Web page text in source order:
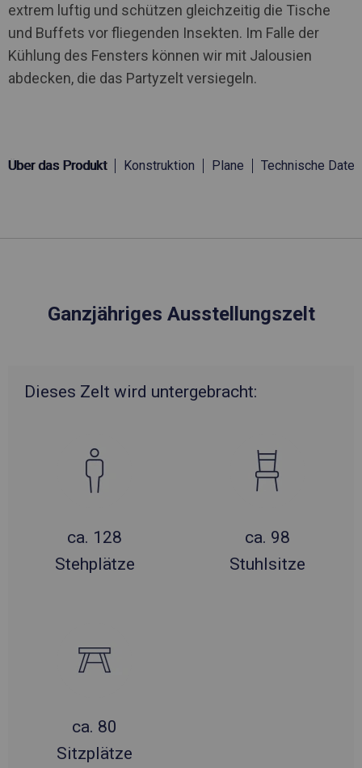
extrem luftig und schützen gleichzeitig die Tische
und Buffets vor fliegenden Insekten. Im Falle der
Kühlung des Fensters können wir mit Jalousien
abdecken, die das Partyzelt versiegeln.
Über das Produkt Konstruktion Plane Technische Daten
Ganzjähriges Ausstellungszelt
Dieses Zelt wird untergebracht:
ca. 128
Stehplätze
ca. 98
Stuhlsitze
ca. 80
Sitzplätze